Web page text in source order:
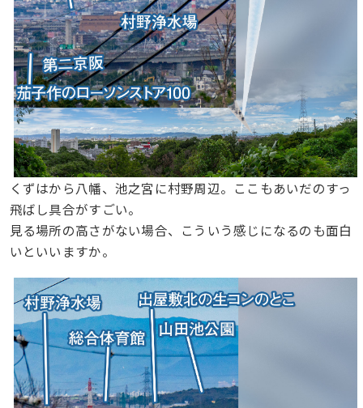
くずはから八幡、池之宮に村野周辺。ここもあいだのすっ
飛ばし具合がすごい。
見る場所の高さがない場合、こういう感じになるのも面白
いといいますか。